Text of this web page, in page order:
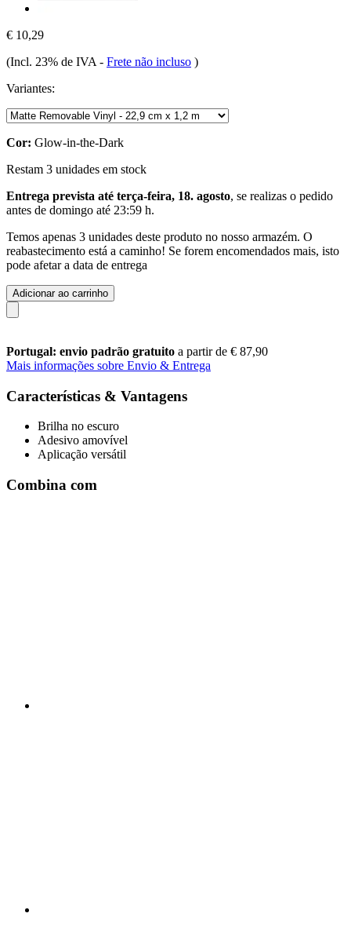
€ 10,29
(Incl. 23% de IVA - Frete não incluso )
Variantes:
Cor: Glow-in-the-Dark
Restam 3 unidades em stock
Entrega prevista até terça-feira, 18. agosto, se realizas o pedido
antes de domingo até 23:59 h.
Temos apenas 3 unidades deste produto no nosso armazém. O
reabastecimento está a caminho! Se forem encomendados mais, isto
pode afetar a data de entrega
Adicionar ao carrinho
Portugal: envio padrão gratuito a partir de € 87,90
Mais informações sobre Envio & Entrega
Características & Vantagens
Brilha no escuro
Adesivo amovível
Aplicação versátil
Combina com